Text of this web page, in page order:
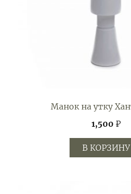
Манок на утку
1,500 ₽
В КОРЗИНУ